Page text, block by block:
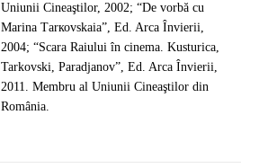
Uniunii Cineaştilor, 2002; “De vorbă cu
Marina Таrкоvskaia”, Ed. Arca Învierii,
2004; “Scara Raiului în cinema. Kusturica,
Tarkovski, Paradjanov”, Ed. Arca Învierii,
2011. Membru al Uniunii Cineaştilor din
România.